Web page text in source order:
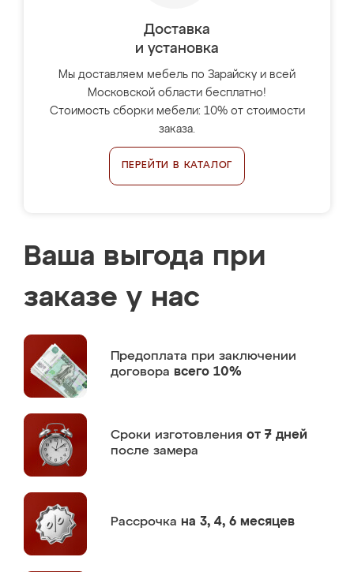
Доставка
и установка
Мы доставляем мебель по Зарайску и всей
Московской области бесплатно!
Стоимость сборки мебели: 10% от стоимости
заказа.
ПЕРЕЙТИ В КАТАЛОГ
Ваша выгода при
заказе у нас
Предоплата при заключении
договора всего 10%
Сроки изготовления от 7 дней
после замера
Рассрочка на 3, 4, 6 месяцев